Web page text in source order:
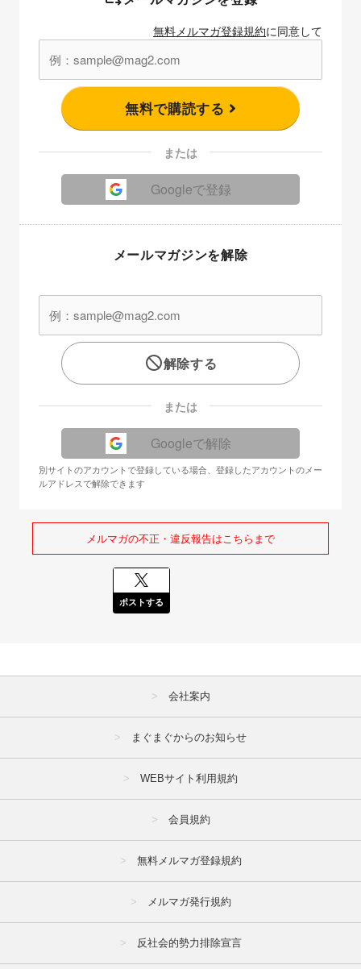
無料メルマガ登録規約に同意して
無料で購読する
または
Googleで登録
メールマガジンを解除
解除する
または
Googleで解除
別サイトのアカウントで登録している場合、登録したアカウントのメー
ルアドレスで解除できます
メルマガの不正・違反報告はこちらまで
ポストする
会社案内
まぐまぐからのお知らせ
WEBサイト利用規約
会員規約
無料メルマガ登録規約
メルマガ発行規約
反社会的勢力排除宣言